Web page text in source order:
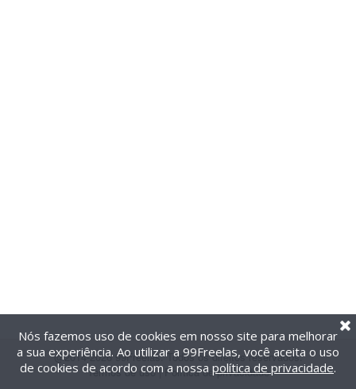
@2014-2026 99Freelas. Todos os direitos reservados.
Termos de uso| Política de privacidade
Nós fazemos uso de cookies em nosso site para melhorar
a sua experiência. Ao utilizar a 99Freelas, você aceita o uso
de cookies de acordo com a nossa política de privacidade.